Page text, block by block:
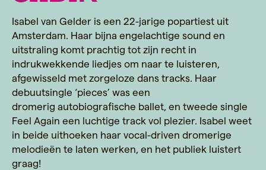
Isabel van Gelder is een 22-jarige popartiest uit
Amsterdam. Haar bijna engelachtige sound en
uitstraling komt prachtig tot zijn recht in
indrukwekkende liedjes om naar te luisteren,
afgewisseld met zorgeloze dans tracks. Haar
debuutsingle ‘pieces’ was een
dromerig autobiografische ballet, en tweede single
Feel Again een luchtige track vol plezier. Isabel weet
in beide uithoeken haar vocal-driven dromerige
melodieën te laten werken, en het publiek luistert
graag!